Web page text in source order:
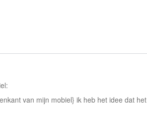
van mijn mobiel} ik heb het idee dat het